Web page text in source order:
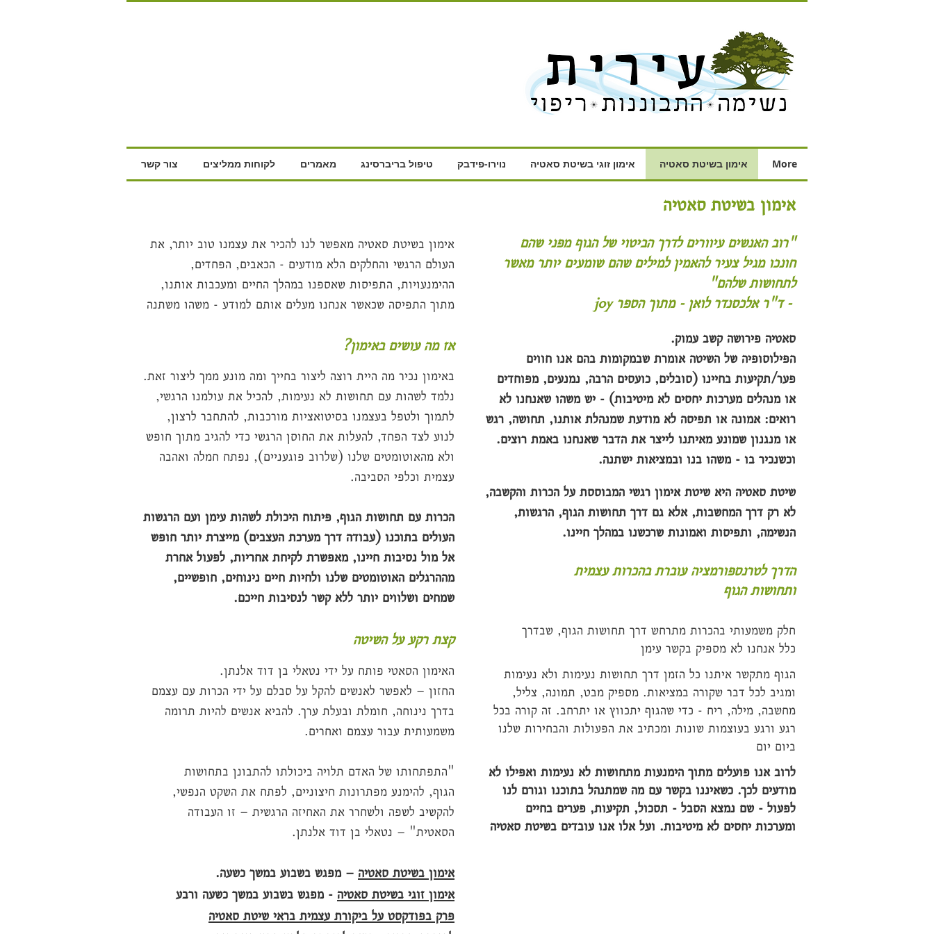
צור קשר לקוחות ממליצים מאמרים טיפול בריברסינג נוירו-פידבק אימון זוגי בשיטת סאטיה אימון בשיטת סאטיה More
אימון בשיטת סאטיה
אימון בשיטת סאטיה מאפשר לנו להכיר את עצמנו טוב יותר, את
העולם הרגשי והחלקים הלא מודעים - הכאבים, הפחדים,
ההימנעויות, התפיסות שאספנו במהלך החיים ומעכבות אותנו,
מתוך התפיסה שכאשר אנחנו מעלים אותם למודע - משהו משתנה
?אז מה עושים באימון
באימון נכיר מה היית רוצה ליצור בחייך ומה מונע ממך ליצור זאת.
נלמד לשהות עם תחושות לא נעימות, להכיל את עולמנו הרגשי,
לתמוך ולטפל בעצמנו בסיטואציות מורכבות, להתחבר לרצון,
לנוע לצד הפחד, להעלות את החוסן הרגשי כדי להגיב מתוך חופש
ולא מהאוטומטים שלנו (שלרוב פוגעניים), נפתח חמלה ואהבה
עצמית וכלפי הסביבה.
הכרות עם תחושות הגוף, פיתוח היכולת לשהות עימן ועם הרגשות
העולים בתוכנו (עבודה דרך מערכת העצבים) מייצרת יותר חופש
אל מול נסיבות חיינו, מאפשרת לקיחת אחריות, לפעול אחרת
מההרגלים האוטומטים שלנו ולחיות חיים נינוחים, חופשיים,
שמחים ושלווים יותר ללא קשר לנסיבות חייכם.
קצת רקע על השיטה
האימון הסאטי פותח על ידי נטאלי בן דוד אלנתן.
החזון – לאפשר לאנשים להקל על סבלם על ידי הכרות עם עצמם
בדרך נינוחה, חומלת ובעלת ערך. להביא אנשים להיות תרומה
משמעותית עבור עצמם ואחרים.
"התפתחותו של האדם תלויה ביכולתו להתבונן בתחושות
הגוף, להימנע מפתרונות חיצוניים, לפתח את השקט הנפשי,
להקשיב לשפה ולשחרר את האחיזה הרגשית – זו העבודה
הסאטית" – נטאלי בן דוד אלנתן.
אימון בשיטת סאטיה – מפגש בשבוע במשך כשעה.
אימון זוגי בשיטת סאטיה - מפגש בשבוע במשך כשעה ורבע
​פרק בפודקסט על ביקורת עצמית בראי שיטת סאטיה
רוב האנשים עיוורים לדרך הביטוי של הגוף מפני שהם"
חונכו מגיל צעיר להאמין למילים שהם שומעים יותר מאשר
"לתחושות שלהם
joy ד"ר אלכסנדר לואן - מתוך הספר -
סאטיה פירושה קשב עמוק.
הפילוסופיה של השיטה אומרת שבמקומות בהם אנו חווים
פער/תקיעות בחיינו (סובלים, כועסים הרבה, נמנעים, מפוחדים
או מנהלים מערכות יחסים לא מיטיבות) - יש משהו שאנחנו לא
רואים: אמונה או תפיסה לא מודעת שמנהלת אותנו, תחושה, רגש
או מנגנון שמונע מאיתנו לייצר את הדבר שאנחנו באמת רוצים.
וכשנכיר בו - משהו בנו ובמציאות ישתנה.
שיטת סאטיה היא שיטת אימון רגשי המבוססת על הכרות והקשבה,
לא רק דרך המחשבות, אלא גם דרך תחושות הגוף, הרגשות,
הנשימה, ותפיסות ואמונות שרכשנו במהלך חיינו.
הדרך לטרנספורמציה עוברת בהכרות עצמית
ותחושות הגוף
חלק משמעותי בהכרות מתרחש דרך תחושות הגוף, שבדרך
כלל אנחנו לא מספיק בקשר עימן
הגוף מתקשר איתנו כל הזמן דרך תחושות נעימות ולא נעימות
ומגיב לכל דבר שקורה במציאות. מספיק מבט, תמונה, צליל,
מחשבה, מילה, ריח - כדי שהגוף יתכווץ או יתרחב. זה קורה בכל
רגע ורגע בעוצמות שונות ומכתיב את הפעולות והבחירות שלנו
ביום יום
לרוב אנו פועלים מתוך הימנעות מתחושות לא נעימות ואפילו לא
מודעים לכך. כשאיננו בקשר עם מה שמתנהל בתוכנו וגורם לנו
לפעול - שם נמצא הסבל - תסכול, תקיעות, פערים בחיים
ומערכות יחסים לא מיטיבות. ועל אלו אנו עובדים בשיטת סאטיה